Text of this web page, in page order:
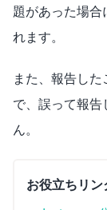
題があった場合
れます。
また、報告し
で、誤って報告
ん。
お役立ちリン